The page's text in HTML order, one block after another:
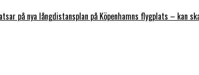
på nya långdistansplan på Köpenhamns flygplats – kan